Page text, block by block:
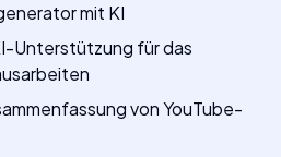
mit KI
Unterstützung für das
von YouTube-